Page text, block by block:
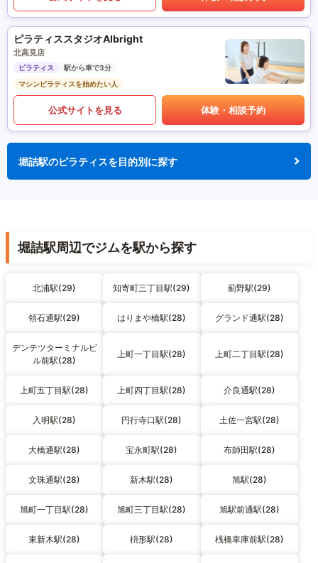
ピラティススタジオAlbright
北高見店
ピラティス
駅から車で3分
マシンピラティスを始めたい人
公式サイトを見る 体験・相談予約
堀詰駅のピラティスを目的別に探す
堀詰駅周辺でジムを駅から探す
北浦駅(29) 知寄町三丁目駅(29) 薊野駅(29)
領石通駅(29) はりまや橋駅(28) グランド通駅(28)
デンテツターミナルビ
ル前駅(28)
上町一丁目駅(28) 上町二丁目駅(28)
上町五丁目駅(28) 上町四丁目駅(28) 介良通駅(28)
入明駅(28) 円行寺口駅(28) 土佐一宮駅(28)
大橋通駅(28) 宝永町駅(28) 布師田駅(28)
文珠通駅(28) 新木駅(28) 旭駅(28)
旭町一丁目駅(28) 旭町三丁目駅(28) 旭駅前通駅(28)
東新木駅(28) 枡形駅(28) 桟橋車庫前駅(28)